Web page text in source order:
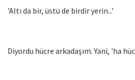
'Altı da bir, üstü de birdir yerin...'
Diyordu hücre arkadaşım. Yani, 'ha